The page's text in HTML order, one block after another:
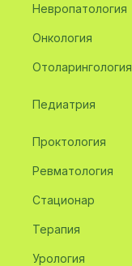
Невропатология
Онкология
Отоларингология
Педиатрия
Проктология
Ревматология
Стационар
Терапия
Урология